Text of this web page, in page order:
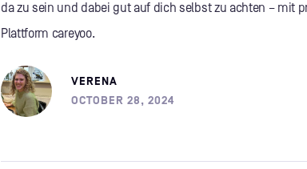
da zu sein und dabei gut auf dich selbst zu achten – mit
Plattform careyoo.
VERENA
OCTOBER 28, 2024